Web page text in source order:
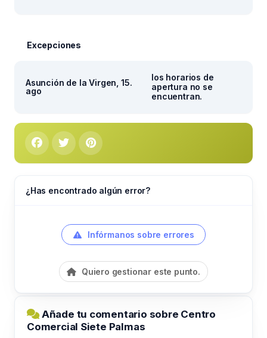
Excepciones
Asunción de la Virgen, 15.
ago
los horarios de
apertura no se
encuentran.
¿Has encontrado algún error?
Infórmanos sobre errores
Quiero gestionar este punto.
Añade tu comentario sobre Centro
Comercial Siete Palmas